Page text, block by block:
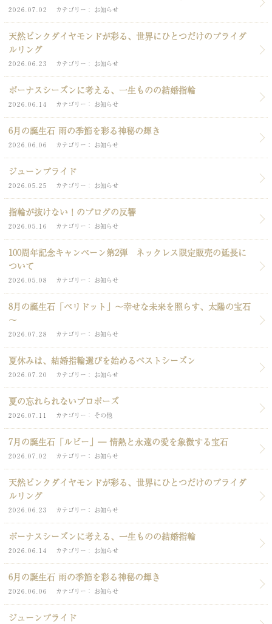
2026.07.02 カテゴリー お知らせ
天然ピンクダイヤモンドが彩る、世界にひとつだけのブライダ
ルリング
2026.06.23 カテゴリー お知らせ
ボーナスシーズンに考える、一生ものの結婚指輪
2026.06.14 カテゴリー お知らせ
6月の誕生石 雨の季節を彩る神秘の輝き
2026.06.06 カテゴリー お知らせ
ジューンブライド
2026.05.25 カテゴリー お知らせ
指輪が抜けない！のブログの反響
2026.05.16 カテゴリー お知らせ
100周年記念キャンペーン第2弾 ネックレス限定販売の延長に
ついて
2026.05.08 カテゴリー お知らせ
8月の誕生石「ペリドット」～幸せな未来を照らす、太陽の宝石
～
2026.07.28 カテゴリー お知らせ
夏休みは、結婚指輪選びを始めるベストシーズン
2026.07.20 カテゴリー お知らせ
夏の忘れられないプロポーズ
2026.07.11 カテゴリー その他
7月の誕生石「ルビー」― 情熱と永遠の愛を象徴する宝石
2026.07.02 カテゴリー お知らせ
天然ピンクダイヤモンドが彩る、世界にひとつだけのブライダ
ルリング
2026.06.23 カテゴリー お知らせ
ボーナスシーズンに考える、一生ものの結婚指輪
2026.06.14 カテゴリー お知らせ
6月の誕生石 雨の季節を彩る神秘の輝き
2026.06.06 カテゴリー お知らせ
ジューンブライド